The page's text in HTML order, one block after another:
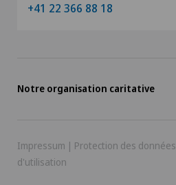
+41 22 366 88 18
Notre organisation caritative
Impressum | Protection des données
d'utilisation